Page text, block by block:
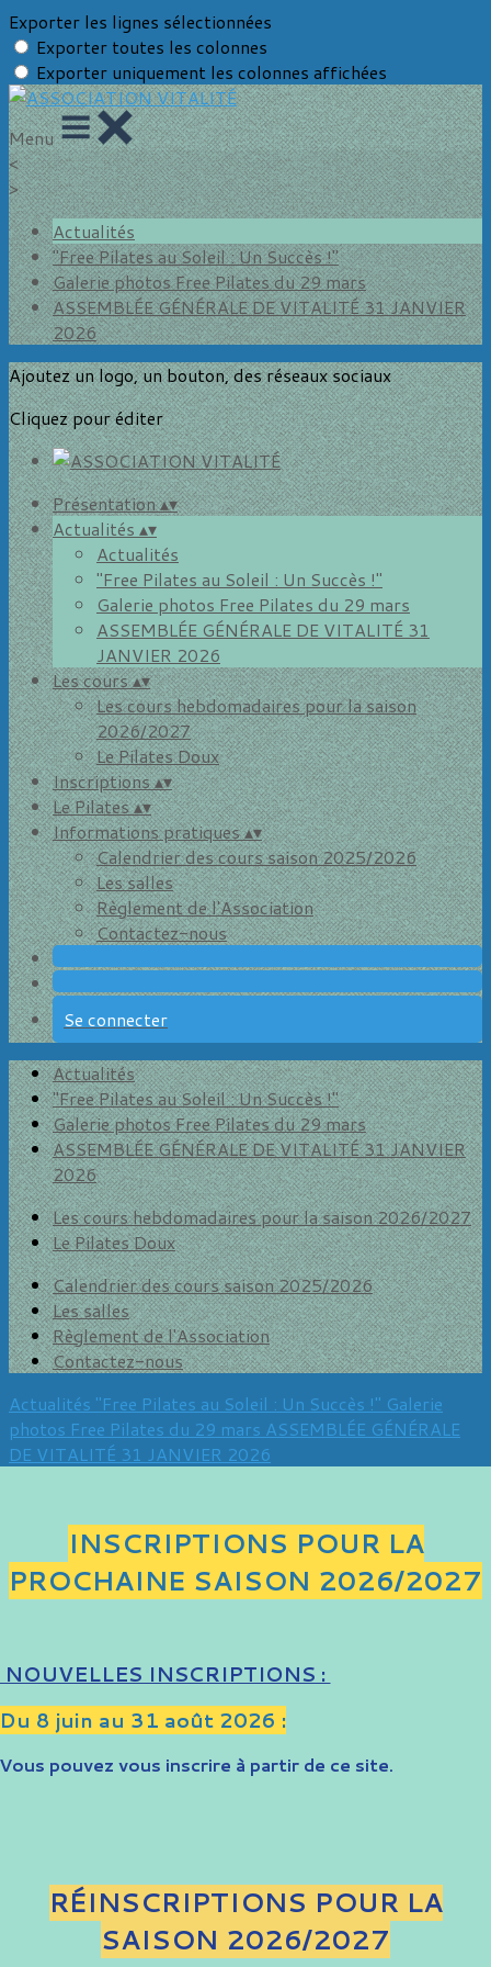
Exporter les lignes sélectionnées
Exporter toutes les colonnes
Exporter uniquement les colonnes affichées
Menu
<
>
Actualités
"Free Pilates au Soleil : Un Succès !"
Galerie photos Free Pilates du 29 mars
ASSEMBLÉE GÉNÉRALE DE VITALITÉ 31 JANVIER
2026
Ajoutez un logo, un bouton, des réseaux sociaux
Cliquez pour éditer
Présentation▴▾
Actualités ▴▾
Actualités
"Free Pilates au Soleil : Un Succès !"
Galerie photos Free Pilates du 29 mars
ASSEMBLÉE GÉNÉRALE DE VITALITÉ 31
JANVIER 2026
Les cours▴▾
Les cours hebdomadaires pour la saison
2026/2027
Le Pilates Doux
Inscriptions▴▾
Le Pilates▴▾
Informations pratiques▴▾
Calendrier des cours saison 2025/2026
Les salles
Règlement de l'Association
Contactez-nous
Se connecter
Actualités
"Free Pilates au Soleil : Un Succès !"
Galerie photos Free Pilates du 29 mars
ASSEMBLÉE GÉNÉRALE DE VITALITÉ 31 JANVIER
2026
Les cours hebdomadaires pour la saison 2026/2027
Le Pilates Doux
Calendrier des cours saison 2025/2026
Les salles
Règlement de l'Association
Contactez-nous
Actualités "Free Pilates au Soleil : Un Succès !" Galerie
photos Free Pilates du 29 mars ASSEMBLÉE GÉNÉRALE
DE VITALITÉ 31 JANVIER 2026
INSCRIPTIONS POUR LA
PROCHAINE SAISON 2026/2027
INSCRIPTIONS :
8 juin au 31 août 2026 :
pouvez vous inscrire à partir de ce site.
RÉINSCRIPTIONS POUR LA
SAISON 2026/2027